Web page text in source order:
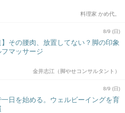
料理家 かめ代。
8/9 (日)
】その腰肉、放置してない？脚の印象
マッサージ
金井志江（脚やせコンサルタント）
8/9 (日)
一日を始める。ウェルビーイングを育